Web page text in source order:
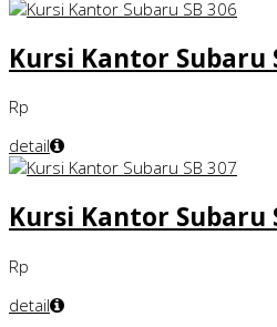
Kursi Kantor Subaru
Rp
detail
Kursi Kantor Subaru
Rp
detail